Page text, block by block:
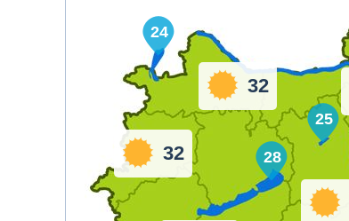
32
32 28
25
24